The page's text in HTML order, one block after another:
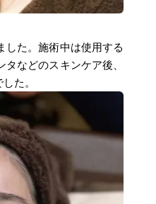
した。施術中は使用する
などのスキンケア後、
た。